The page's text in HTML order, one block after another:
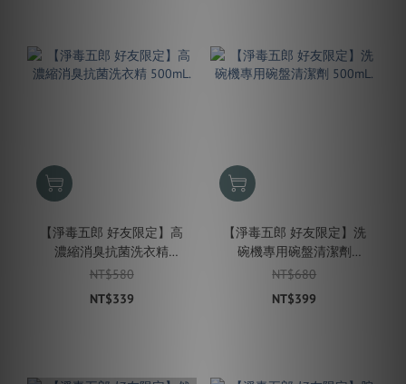
【淨毒五郎 好友限定】高
濃縮消臭抗菌洗衣精
500mL.
NT$580
NT$339
【淨毒五郎 好友限定】洗
碗機專用碗盤清潔劑
500mL.
NT$680
NT$399